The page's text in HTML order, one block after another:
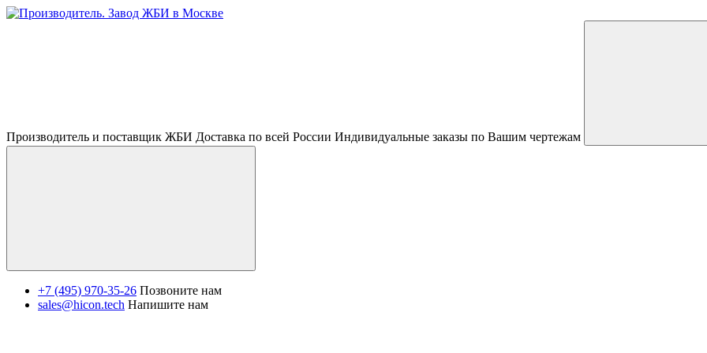
Производитель и поставщик ЖБИ Доставка по всей России Индивидуальные заказы по Вашим чертежам
+7 (495) 970-35-26 Позвоните нам
sales@hicon.tech Напишите нам